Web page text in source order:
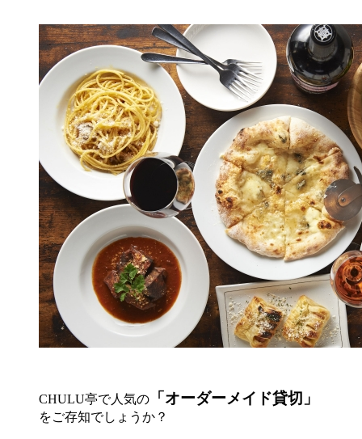
CHULU亭で人気の 「オーダーメイド貸切」
をご存知でしょうか？